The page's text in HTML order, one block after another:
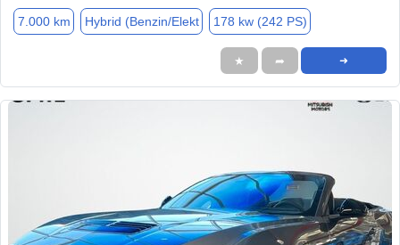
7.000 km Hybrid (Benzin/Elekt 178 kw (242 PS)
★ ➦ ➜